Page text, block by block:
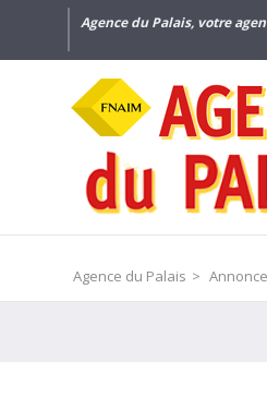
Agence du Palais, votre
Agence du Palais >